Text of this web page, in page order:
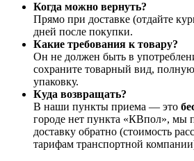
Когда можно вернуть?
Прямо при доставке (отдайте
дней после покупки.
Какие требования к товару?
Он не должен быть в
сохраните товарный вид,
упаковку.
Куда возвращать?
В наши пункты приема — это
городе нет пункта «КВпол», мы
доставку обратно (стоимость
тарифам транспортной